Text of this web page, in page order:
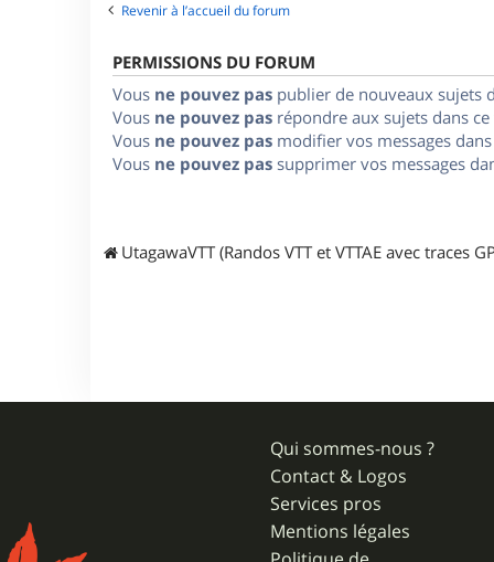
Revenir à l’accueil du forum
PERMISSIONS DU FORUM
Vous ne pouvez pas publier de nouveaux sujets
Vous ne pouvez pas répondre aux sujets dans
Vous ne pouvez pas modifier vos messages
Vous ne pouvez pas supprimer vos messages
UtagawaVTT (Randos VTT et VTTAE avec traces
Qui sommes-nous ?
Contact & Logos
Services pros
Mentions légales